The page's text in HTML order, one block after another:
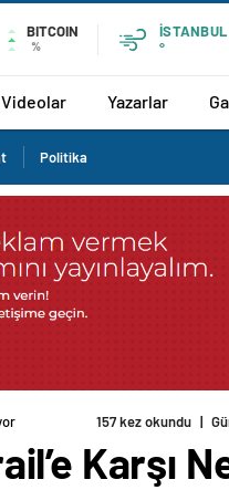
BITCOIN
%
İSTANBUL
°
Videolar Yazarlar
Politika
157 kez okundu |
Karşı